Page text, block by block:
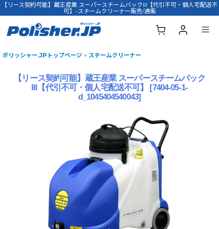
【リース契約可能】蔵王産業 スーパースチームバックIII【代引不可・個人宅配送不
可】-スチームクリーナー販売/通販
ポリッシャー.JPトップページ > スチームクリーナー
【リース契約可能】蔵王産業 スーパースチームバック
III【代引不可・個人宅配送不可】
[7404-05-1-
d_1045404540043]